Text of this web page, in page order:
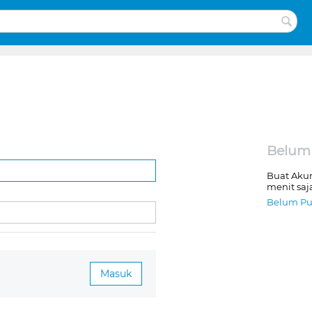
Masuk
Buat
menit
Belum